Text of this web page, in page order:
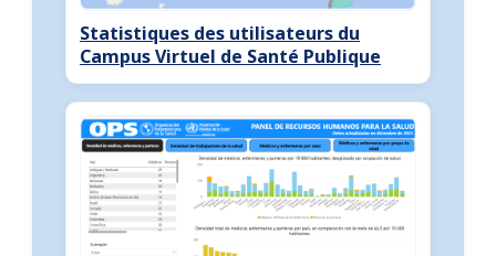
Statistiques des utilisateurs du
Campus Virtuel de Santé Publique